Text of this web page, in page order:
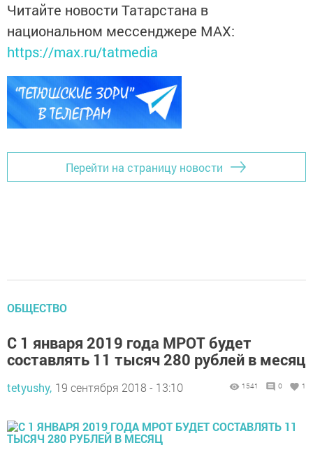
Читайте новости Татарстана в
национальном мессенджере MАХ:
https://max.ru/tatmedia
Перейти на страницу новости
ОБЩЕСТВО
С 1 января 2019 года МРОТ будет
составлять 11 тысяч 280 рублей в месяц
tetyushy, 19 сентября 2018 - 13:10 1541 0 1